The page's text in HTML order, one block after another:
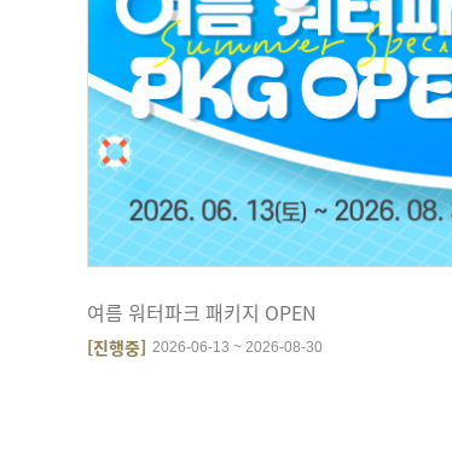
여름 워터파크 패키지 OPEN
[진행중] 2026-06-13 ~ 2026-08-30